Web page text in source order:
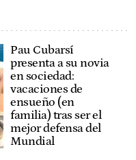
Pau Cubarsí
presenta a su novia
en sociedad:
vacaciones de
ensueño (en
familia) tras ser el
mejor defensa del
Mundial